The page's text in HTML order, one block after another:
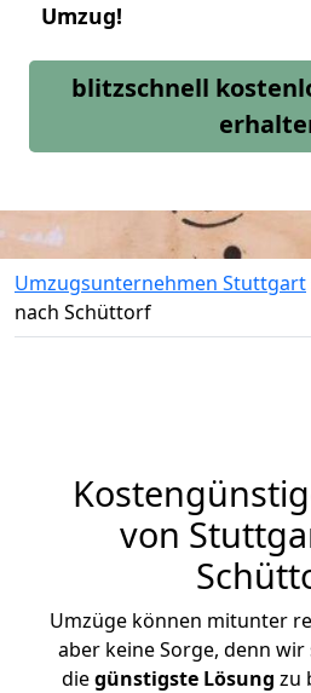
Umzug!
blitzschnell
Umzugsunternehmen Stuttgart
nach Schüttorf
von
Umzüge können mitunter
aber keine Sorge, denn
diegünstigste Lösung zu